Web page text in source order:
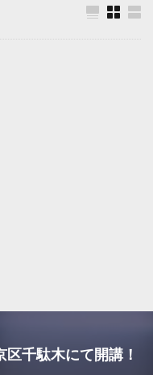
千駄木にて開講！